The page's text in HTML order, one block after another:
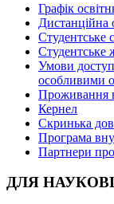
Графік
Дистанційна
Студентське
Студентське
Умови
особливими
Проживання
Кернел
Скринька
Програма
Партнери
ДЛЯ